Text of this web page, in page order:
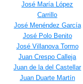
José María López
Carrillo
José Menéndez García
José Polo Benito
José Villanova Tormo
Juan Crespo Calleja
Juan de la del Castellar
Juan Duarte Martín